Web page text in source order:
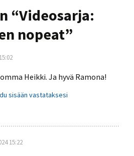
“Videosarja:
nopeat”
Heikki. Ja hyvä Ramona!
sisään vastataksesi
15:22